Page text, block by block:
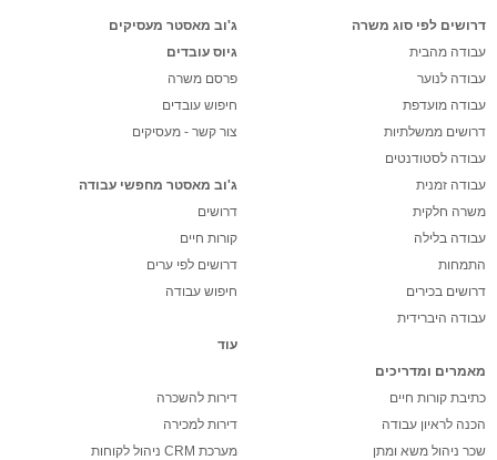
דרושים לפי סוג משרה
עבודה מהבית
עבודה לנוער
עבודה מועדפת
דרושים ממשלתיות
עבודה לסטודנטים
עבודה זמנית
משרה חלקית
עבודה בלילה
התמחות
דרושים בכירים
עבודה היברידית
מאמרים ומדריכים
כתיבת קורות חיים
הכנה לראיון עבודה
שכר ניהול משא ומתן
ג'וב מאסטר מעסיקים
גיוס עובדים
פרסם משרה
חיפוש עובדים
צור קשר - מעסיקים
ג'וב מאסטר מחפשי עבודה
דרושים
קורות חיים
דרושים לפי ערים
חיפוש עבודה
עוד
דירות להשכרה
דירות למכירה
מערכת CRM ניהול לקוחות